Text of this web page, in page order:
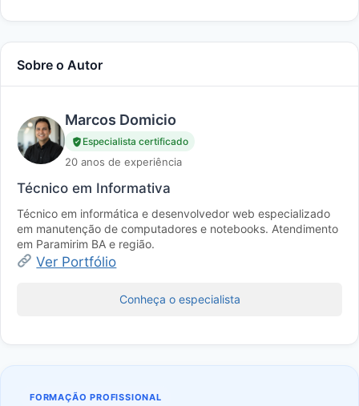
Sobre o Autor
Marcos Domicio
Especialista certificado
20 anos de experiência
Técnico em Informativa
Técnico em informática e desenvolvedor web especializado
em manutenção de computadores e notebooks. Atendimento
em Paramirim BA e região.
Ver Portfólio
Conheça o especialista
FORMAÇÃO PROFISSIONAL